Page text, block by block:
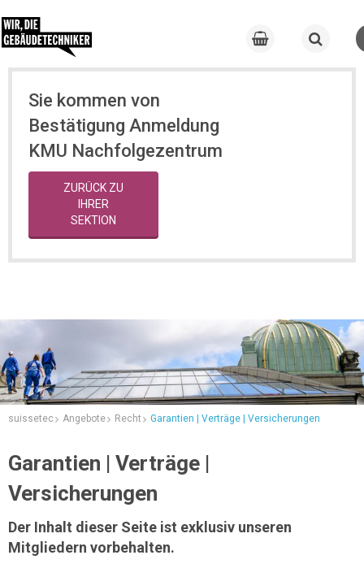
Sie kommen von
Bestätigung Anmeldung
KMU Nachfolgezentrum
ZURÜCK ZU
IHRER
SEKTION
suissetec Angebote Recht Garantien | Verträge | Versicherungen
Garantien | Verträge |
Versicherungen
Der Inhalt dieser Seite ist exklusiv unseren
Mitgliedern vorbehalten.